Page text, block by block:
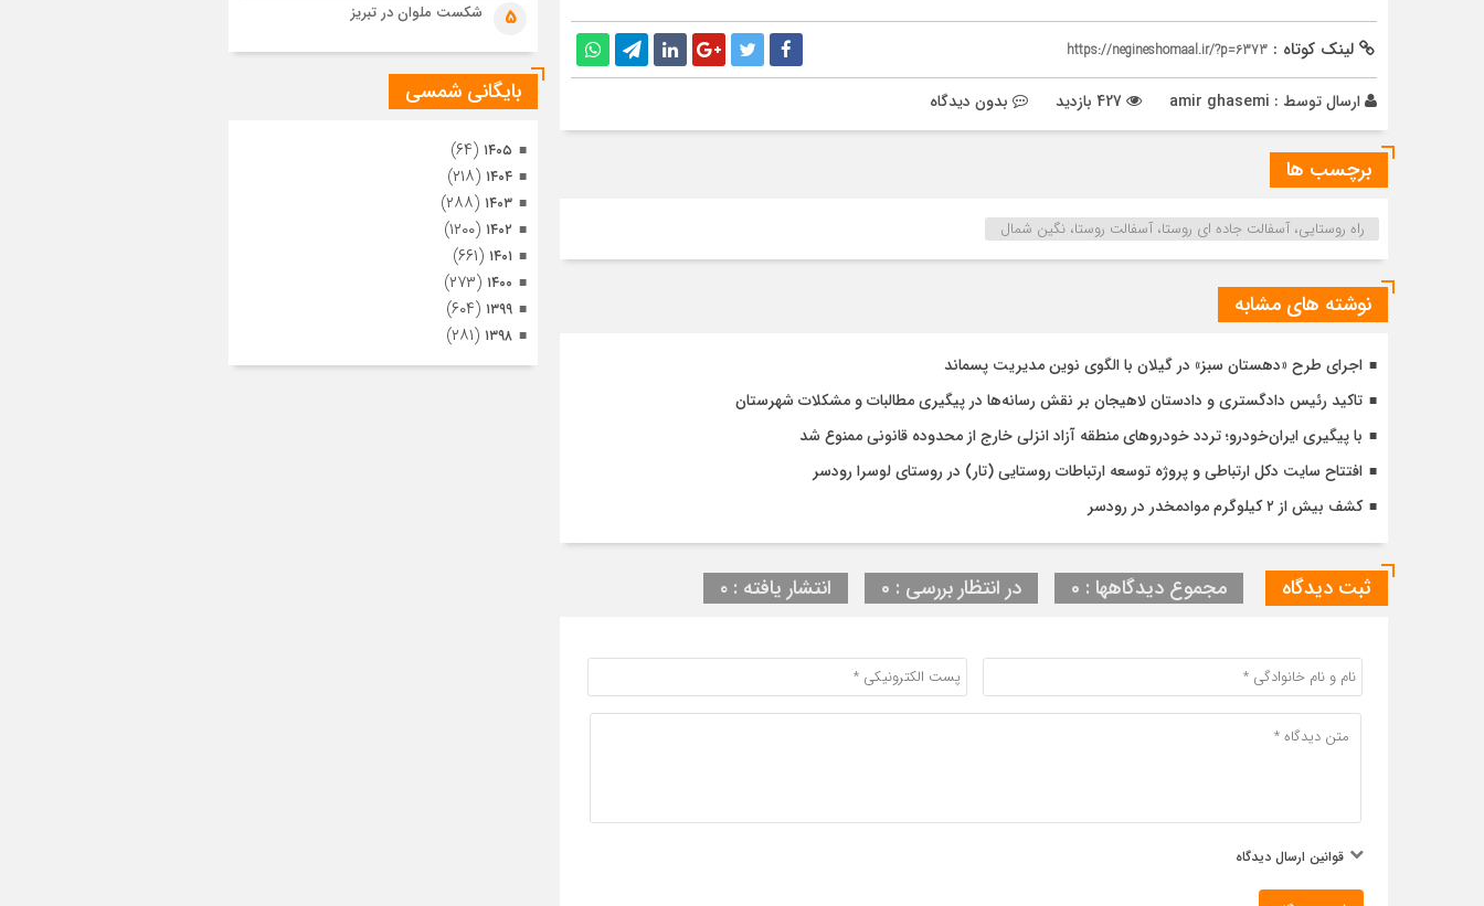
لینک کوتاه : https://negineshomaal.ir/?p=6373
ارسال توسط : amir ghasemi بدون دیدگاه
برچسب ها
راه روستایی، آسفالت جاده ای روستا، آسفالت روستا، نگین شمال
نوشته های مشابه
اجرای طرح «دهستان سبز» در گیلان با الگوی نوین مدیریت پسماند
تاکید رئیس دادگستری و دادستان لاهیجان بر نقش رسانه‌ها در پیگیری مطالبات و مشکلات شهرستان
با پیگیری ایران‌خودرو؛ تردد خودروهای منطقه آزاد انزلی خارج از محدوده قانونی ممنوع شد
افتتاح سایت دکل ارتباطی و پروژه توسعه ارتباطات روستایی (تار) در روستای لوسرا رودسر
کشف بیش از ۲ کیلوگرم موادمخدر در رودسر
ثبت دیدگاه مجموع دیدگاهها : 0 در انتظار بررسی : 0 انتشار یافته : ۰
قوانین ارسال دیدگاه
5 شکست ملوان در تبریز
بایگانی شمسی
۱۴۰۵ (۶۴)
۱۴۰۴ (۲۱۸)
۱۴۰۳ (۲۸۸)
۱۴۰۲ (۱۲۰۰)
۱۴۰۱ (۶۶۱)
۱۴۰۰ (۲۷۳)
۱۳۹۹ (۶۰۴)
۱۳۹۸ (۲۸۱)